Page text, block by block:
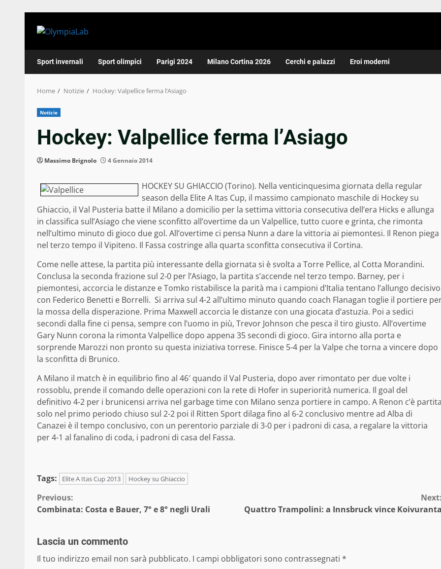
Sport invernali Sport olimpici Parigi 2024 Milano Cortina 2026 Cerchi e palazzi Eroi moderni
Home Notizie Hockey: Valpellice ferma l’Asiago
Notizie
Hockey: Valpellice ferma l’Asiago
Massimo Brignolo 4 Gennaio 2014
HOCKEY SU GHIACCIO (Torino). Nella venticinquesima giornata della regular
season della Elite A Itas Cup, il massimo campionato maschile di Hockey su
Ghiaccio, il Val Pusteria batte il Milano a domicilio per la settima vittoria consecutiva dell’era Hicks e allunga
in classifica sull’Asiago che viene sconfitto all’overtime da un Valpellice, tutto cuore e grinta, che rimonta
nell’ultimo minuto di gioco due gol. All’overtime ci pensa Nunn a dare la vittoria ai piemontesi. Il Renon piega
nel terzo tempo il Vipiteno. Il Fassa costringe alla quarta sconfitta consecutiva il Cortina.
Come nelle attese, la partita più interessante della giornata si è svolta a Torre Pellice, al Cotta Morandini.
Conclusa la seconda frazione sul 2-0 per l’Asiago, la partita s’accende nel terzo tempo. Barney, per i
piemontesi, accorcia le distanze e Tomko ristabilisce la parità ma i campioni d’Italia tentano l’allungo decisivo
con Federico Benetti e Borrelli. Si arriva sul 4-2 all’ultimo minuto quando coach Flanagan toglie il portiere
la mossa della disperazione. Prima Maxwell accorcia le distanze con una giocata d’astuzia. Poi a sedici
secondi dalla fine ci pensa, sempre con l’uomo in più, Trevor Johnson che pesca il tiro giusto. All’overtime
Gary Nunn corona la rimonta Valpellice dopo appena 35 secondi di gioco. Gira intorno alla porta e
sorprende Marozzi non pronto su questa iniziativa torrese. Finisce 5-4 per la Valpe che torna a vincere dopo
la sconfitta di Brunico.
A Milano il match è in equilibrio fino al 46′ quando il Val Pusteria, dopo aver rimontato per due volte i
rossoblu, prende il comando delle operazioni con la rete di Hofer in superiorità numerica. Il goal del
definitivo 4-2 per i brunicensi arriva nel garbage time con Milano senza portiere in campo. A Renon c’è
solo nel primo periodo chiuso sul 2-2 poi il Ritten Sport dilaga fino al 6-2 conclusivo mentre ad Alba di
Canazei è il tempo conclusivo, con un perentorio parziale di 3-0 per i padroni di casa, a regalare la vittoria
per 4-1 al fanalino di coda, i padroni di casa del Fassa.
Tags: Elite A Itas Cup 2013 Hockey su Ghiaccio
Continue
Previous:
Combinata: Costa e Bauer, 7° e 8° negli Urali
Quattro Trampolini: a Innsbruck vince
Lascia un commento
Il tuo indirizzo email non sarà pubblicato. I campi obbligatori sono contrassegnati *